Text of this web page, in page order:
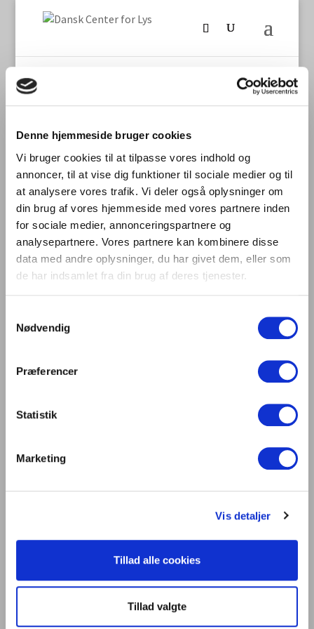
Denne hjemmeside bruger cookies
Vi bruger cookies til at tilpasse vores indhold og
annoncer, til at vise dig funktioner til sociale medier og til
at analysere vores trafik. Vi deler også oplysninger om
din brug af vores hjemmeside med vores partnere inden
for sociale medier, annonceringspartnere og
analysepartnere. Vores partnere kan kombinere disse
data med andre oplysninger, du har givet dem, eller som
de har indsamlet fra din brug af deres tjenester.
Nødvendig
Præferencer
Statistik
Marketing
Vis detaljer
Tillad alle cookies
Tillad valgte
Seneste nyt
International laboratoriesammenligning vedr.
måling af TLM/flimmer fra LED-produkter
Stort dansk aftryk på international
laboratoriesammenligning
Dynamisk belysning skal styrke trivsel og
bundlinje
centrum på Light + Building 2026
Kontakt os
C/O Niels Knudsen
Bernhard Bangs Alle 8, 2. 51
Om Dansk Center for Lys